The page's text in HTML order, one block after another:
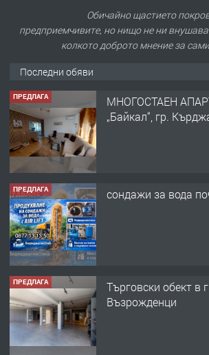
Обичайно щастието
предприемчивите, но нищо не ни
колкото доброто мнение за
Последни обяви
ПРЕДЛАГА
МНОГОСТАЕН
„Байкал“, гр.
ПРЕДЛАГА сондажи за вода
ПРЕДЛАГА
Tърговски обект в
Възрожденци